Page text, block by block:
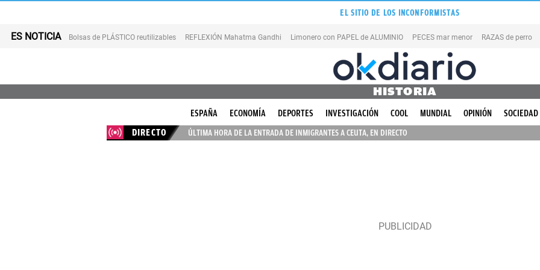
EL SITIO DE LOS INCONFORMISTAS
ES NOTICIA Bolsas de PLÁSTICO reutilizables REFLEXIÓN Mahatma Gandhi Limonero con PAPEL de ALUMINIO PECES mar menor RAZAS de perro
HISTORIA
ESPAÑA ECONOMÍA DEPORTES INVESTIGACIÓN COOL MUNDIAL OPINIÓN SOCIEDAD
DIRECTO
ÚLTIMA HORA DE LA ENTRADA DE INMIGRANTES A CEUTA, EN DIRECTO